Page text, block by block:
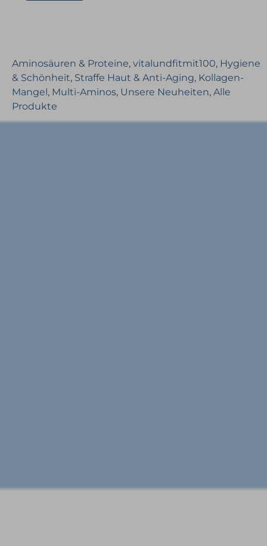
Aminosäuren & Proteine, vitalundfitmit100, Hygiene
& Schönheit, Straffe Haut & Anti-Aging, Kollagen-
Mangel, Multi-Aminos, Unsere Neuheiten, Alle
Produkte